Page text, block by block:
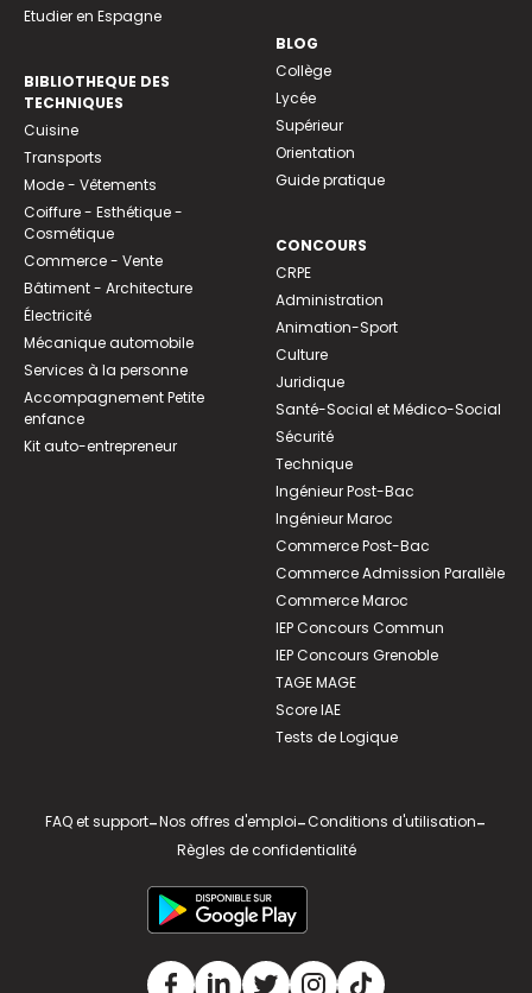
Etudier en Espagne
BIBLIOTHEQUE DES
TECHNIQUES
Cuisine
Transports
Mode - Vêtements
Coiffure - Esthétique -
Cosmétique
Commerce - Vente
Bâtiment - Architecture
Électricité
Mécanique automobile
Services à la personne
Accompagnement Petite
enfance
Kit auto-entrepreneur
BLOG
Collège
Lycée
Supérieur
Orientation
Guide pratique
CONCOURS
CRPE
Administration
Animation-Sport
Culture
Juridique
Santé-Social et Médico-Social
Sécurité
Technique
Ingénieur Post-Bac
Ingénieur Maroc
Commerce Post-Bac
Commerce Admission Parallèle
Commerce Maroc
IEP Concours Commun
IEP Concours Grenoble
TAGE MAGE
Score IAE
Tests de Logique
FAQ et support-Nos offres d'emploi-Conditions d'utilisation-
Règles de confidentialité